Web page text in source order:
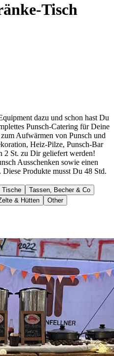
Tisch
dazu und schon hast Du
Punsch-Catering für Deine
Aufwärmen von Punsch und
Heiz-Pilze, Punsch-Bar
2 St. zu Dir geliefert werden!
Ausschenken sowie einen
Produkte musst Du 48 Std.
Tische
Tassen, Becher & Co
& Hütten Other